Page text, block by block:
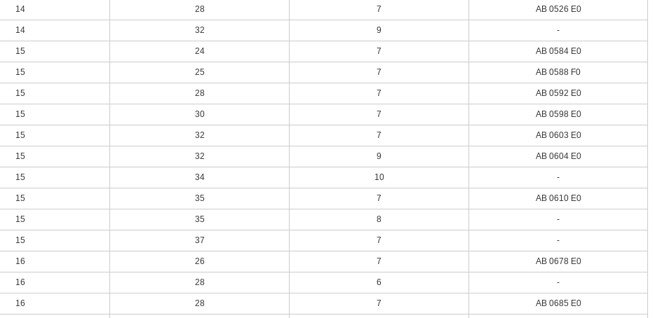
14 28 7 AB 0526 E0
14 32 9 -
15 24 7 AB 0584 E0
15 25 7 AB 0588 F0
15 28 7 AB 0592 E0
15 30 7 AB 0598 E0
15 32 7 AB 0603 E0
15 32 9 AB 0604 E0
15 34 10 -
15 35 7 AB 0610 E0
15 35 8 -
15 37 7 -
16 26 7 AB 0678 E0
16 28 6 -
16 28 7 AB 0685 E0